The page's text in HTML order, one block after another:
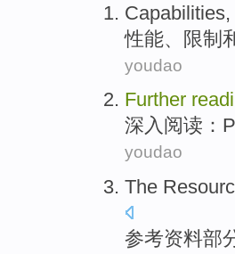
Capabilities,
性能、 限制
youdao
Further
深入阅读 ：
youdao
The
参考资料部